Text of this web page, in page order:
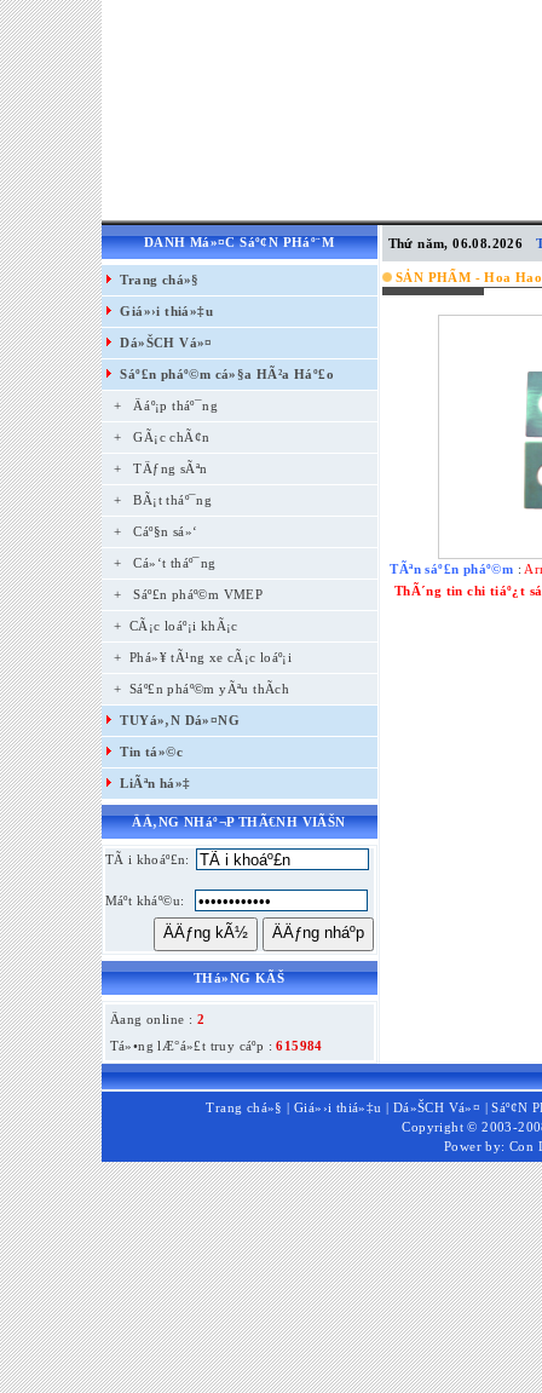
DANH Má»¤C Sáº¢N PHáº¨M
Trang chá»§
Giá»›i thiá»‡u
Dá»ŠCH Vá»¤
Sáº£n pháº©m cá»§a HÃ²a Háº£o
+ Äáº¡p tháº¯ng
+GÃ¡c chÃ¢n
+TÄƒng sÃªn
+BÃ¡t tháº¯ng
+Cáº§n sá»‘
+Cá»‘t tháº¯ng
+Sáº£n pháº©m VMEP
+ CÃ¡c loáº¡i khÃ¡c
+ Phá»¥ tÃ¹ng xe cÃ¡c loáº¡i
+ Sáº£n pháº©m yÃªu thÃ­ch
TUYá»‚N Dá»¤NG
Tin tá»©c
LiÃªn há»‡
ÄÄ‚NG NHáº¬P THÃ€NH VIÃŠN
TÃ i khoáº£n:
Máº­t kháº©u:
THá»NG KÃŠ
Äang online : 2
Tá»•ng lÆ°á»£t truy cáº­p :615984
Thứ năm, 06.08.2026
SẢN PHẨM - Hoa
TÃªn sáº£n pháº©m :
ThÃ´ng tin chi tiáº¿t
Trang chá»§ |Giá»›i thiá»‡u | Dá»ŠCH Vá»¤ |Sáº¢N
Copyright © 2003-
Power by: Con